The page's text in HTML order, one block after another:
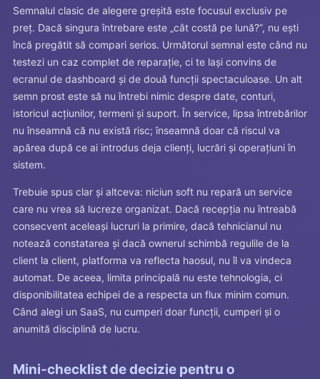
Semnalul clasic de alegere greșită este focusul exclusiv pe
preț. Dacă singura întrebare este „cât costă pe lună?”, nu ești
încă pregătit să compari serios. Următorul semnal este când nu
testezi un caz complet de reparație, ci te lași convins de
ecranul de dashboard și de două funcții spectaculoase. Un alt
semn prost este să nu întrebi nimic despre date, conturi,
istoricul acțiunilor, termeni și suport. În service, lipsa întrebărilor
nu înseamnă că nu există risc; înseamnă doar că riscul va
apărea după ce ai introdus deja clienți, lucrări și operațiuni în
sistem.
Trebuie spus clar și altceva: niciun soft nu repară un service
care nu vrea să lucreze organizat. Dacă recepția nu întreabă
consecvent aceleași lucruri la primire, dacă tehnicianul nu
notează constatarea și dacă ownerul schimbă regulile de la
client la client, platforma va reflecta haosul, nu îl va vindeca
automat. De aceea, limita principală nu este tehnologia, ci
disponibilitatea echipei de a respecta un flux minim comun.
Când alegi un SaaS, nu cumperi doar funcții, cumperi și o
anumită disciplină de lucru.
Mini-checklist de decizie pentru o